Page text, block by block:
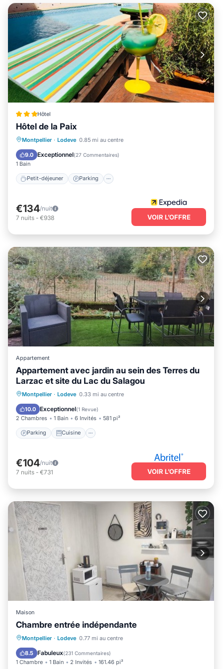
Hôtel
Hôtel de la Paix
Montpellier · Lodeve 0.85 mi au centre
9.0 Exceptionnel(27 Commentaires)
1 Bain
Petit-déjeuner Parking
Petit-déjeuner Parking
Balcon/Terrasse
€134/nuit
7 nuits - €938 VOIR L’OFFRE
Appartement
Appartement avec jardin au sein des Terres du
Larzac et site du Lac du Salagou
Montpellier · Lodeve 0.33 mi au centre
10.0 Exceptionnel(1 Revue)
2 Chambres 1 Bain 6 Invités 581 pi²
Parking Cuisine
Parking Cuisine
Adapté aux enfants
TV
€104/nuit
7 nuits - €731 VOIR L’OFFRE
Maison
Chambre entrée indépendante
Montpellier · Lodeve 0.77 mi au centre
8.5 Fabuleux(231 Commentaires)
1 Chambre 1 Bain 2 Invités 161.46 pi²
Parking Internet
Sécurité/Sûreté